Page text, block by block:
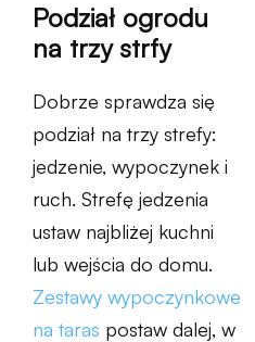
Podział ogrodu
na trzy strfy
Dobrze sprawdza się
podział na trzy strefy:
jedzenie, wypoczynek i
ruch. Strefę jedzenia
ustaw najbliżej kuchni
lub wejścia do domu.
Zestawy wypoczynkowe
na taras postaw dalej, w